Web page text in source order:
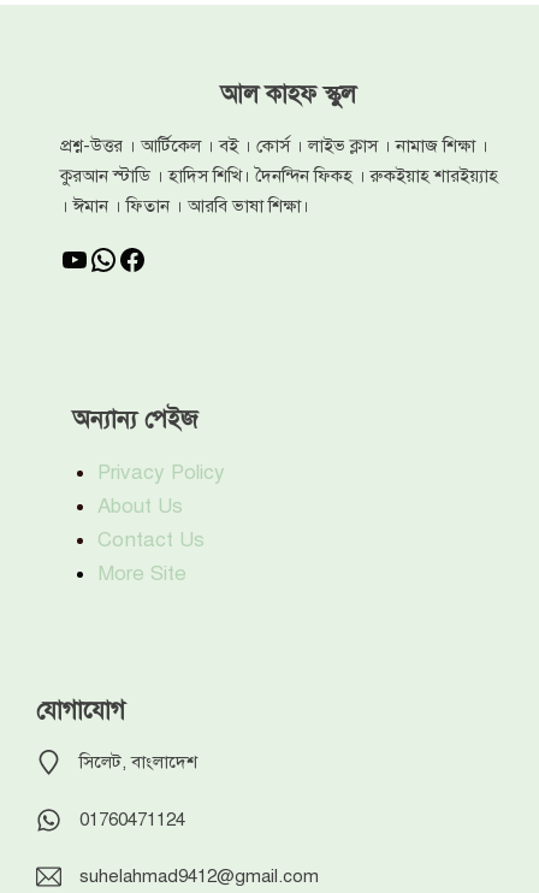
আল কাহফ স্কুল
প্রশ্ন-উত্তর । আর্টিকেল । বই । কোর্স । লাইভ ক্লাস । নামাজ শিক্ষা ।
কুরআন স্টাডি । হাদিস শিখি। দৈনন্দিন ফিকহ । রুকইয়াহ শারইয়্যাহ
। ঈমান । ফিতান । আরবি ভাষা শিক্ষা।
YouTube
WhatsApp
Facebook
অন্যান্য পেইজ
Privacy Policy
About Us
Contact Us
More Site
যোগাযোগ
সিলেট, বাংলাদেশ
01760471124
suhelahmad9412@gmail.com